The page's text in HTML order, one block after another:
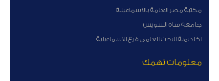
مكتبة مصر العامة بالاسماعيلية
جامعة قناة السويس
اكاديمية البحث العلمى فرع الاسماعيلية
معلومات تهمك